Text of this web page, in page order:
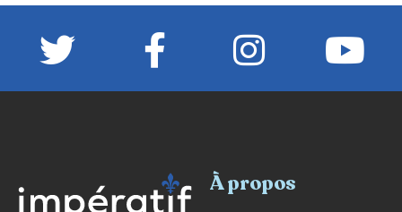
À propos